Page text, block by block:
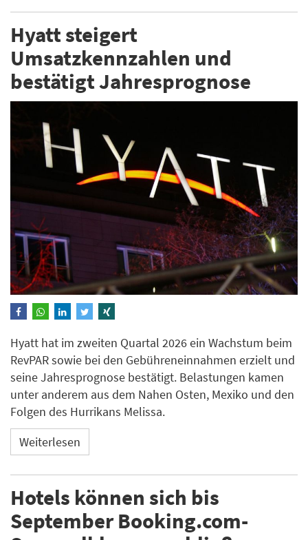
Hyatt steigert
Umsatzkennzahlen und
bestätigt Jahresprognose
Hyatt hat im zweiten Quartal 2026 ein Wachstum beim
RevPAR sowie bei den Gebühreneinnahmen erzielt und
seine Jahresprognose bestätigt. Belastungen kamen
unter anderem aus dem Nahen Osten, Mexiko und den
Folgen des Hurrikans Melissa.
Weiterlesen
Hotels können sich bis
September Booking.com-